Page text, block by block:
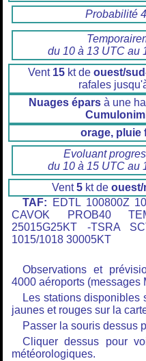
Probabilité
du 10 à 13 UTC au
Vent 15 kt de ouest/
rafales
Nuages épars à une
orage, pluie
Evoluant
du 10 à 15 UTC au
Vent5 kt de
TAF: EDTL 100800Z
CAVOK PROB40
25015G25KT -TSRA
1015/1018 30005KT
Observations et
4000 aéroports (messages
Les stations disponibles
jaunes et rouges sur la
Passer la souris dessus
Cliquer dessus pour
météorologiques.